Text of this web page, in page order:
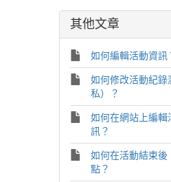
其他文章
如何編輯活動資訊
如何修改活動紀錄
私）？
如何在網站上編輯
訊？
如何在活動結束後
點？